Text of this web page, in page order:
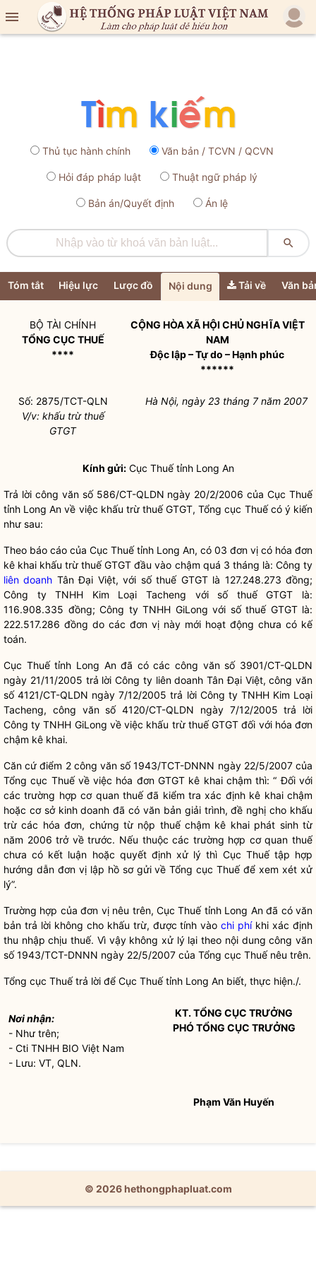

Thủ tục hành chính Văn bản / TCVN / QCVN
Hỏi đáp pháp luật Thuật ngữ pháp lý
Bản án/Quyết định Án lệ

Tóm tắt Hiệu lực Lược đồ Nội dung Tải về Văn
BỘ TÀI CHÍNH
TỔNG CỤC THUẾ
****
CỘNG HÒA XÃ HỘI CHỦ NGHĨA VIỆT
NAM
Độc lập – Tự do – Hạnh phúc
******
Số: 2875/TCT-QLN
V/v: khấu trừ thuế
GTGT
Hà Nội, ngày 23 tháng 7 năm 2007
Kính gửi:Cục Thuế tỉnh Long An
Trả lời công văn số 586/CT-QLDN ngày 20/2/2006 của Cục Thuế
tỉnh Long An về việc khấu trừ thuế GTGT, Tổng cục Thuế có ý kiến
như sau:
Theo báo cáo của Cục Thuế tỉnh Long An, có 03 đơn vị có hóa đơn
kê khai khấu trừ thuế GTGT đầu vào chậm quá 3 tháng là: Công ty
liên doanh Tân Đại Việt, với số thuế GTGT là 127.248.273 đồng;
Công ty TNHH Kim Loại Tacheng với số thuế GTGT là:
116.908.335 đồng; Công ty TNHH GiLong với số thuế GTGT là:
222.517.286 đồng do các đơn vị này mới hoạt động chưa có kế
toán.
Cục Thuế tỉnh Long An đã có các công văn số 3901/CT-QLDN
ngày 21/11/2005 trả lời Công ty liên doanh Tân Đại Việt, công văn
số 4121/CT-QLDN ngày 7/12/2005 trả lời Công ty TNHH Kim Loại
Tacheng, công văn số 4120/CT-QLDN ngày 7/12/2005 trả lời
Công ty TNHH GiLong về việc khấu trừ thuế GTGT đối với hóa đơn
chậm kê khai.
Căn cứ điểm 2 công văn số 1943/TCT-DNNN ngày 22/5/2007 của
Tổng cục Thuế về việc hóa đơn GTGT kê khai chậm thì: “ Đối với
các trường hợp cơ quan thuế đã kiểm tra xác định kê khai chậm
hoặc cơ sở kinh doanh đã có văn bản giải trình, đề nghị cho khấu
trừ các hóa đơn, chứng từ nộp thuế chậm kê khai phát sinh từ
năm 2006 trở về trước. Nếu thuộc các trường hợp cơ quan thuế
chưa có kết luận hoặc quyết định xử lý thì Cục Thuế tập hợp
hướng dẫn đơn vị lập hồ sơ gửi về Tổng cục Thuế để xem xét xử
lý”.
Trường hợp của đơn vị nêu trên, Cục Thuế tỉnh Long An đã có văn
bản trả lời không cho khấu trừ, được tính vàochi phíkhi xác định
thu nhập chịu thuế. Vì vậy không xử lý lại theo nội dung công văn
số 1943/TCT-DNNN ngày 22/5/2007 của Tổng cục Thuế nêu trên.
Tổng cục Thuế trả lời để Cục Thuế tỉnh Long An biết, thực hiện./.
Nơi nhận:
- Như trên;
- Cti TNHH BIO Việt Nam
- Lưu: VT, QLN.
KT. TỔNG CỤC TRƯỞNG
PHÓ TỔNG CỤC TRƯỞNG
Phạm Văn Huyến
© 2026 hethongphapluat.com